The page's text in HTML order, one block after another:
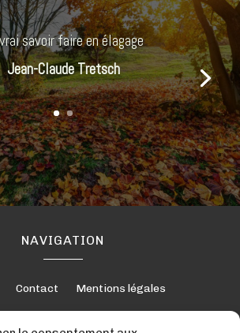
savoir faire en élagage
Jean-Claude Tretsch
NAVIGATION
Contact Mentions légales